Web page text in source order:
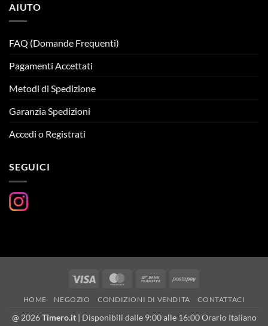
AIUTO
FAQ (Domande Frequenti)
Pagamenti Accettati
Metodi di Spedizione
Garanzia Spedizioni
Accedi o Registrati
SEGUICI
Visa MasterCardBank
Postepay
HOME NEGOZIO CONDIZIONI DI VENDITA CONTATTACI
@ 2026Timero.it| Disponibili dalle 9:00 alle 16:00 Orario Italiano